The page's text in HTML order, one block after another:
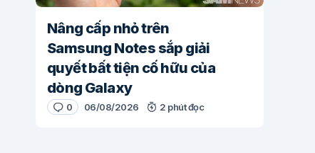
Nâng cấp nhỏ trên
Samsung Notes sắp giải
quyết bất tiện cố hữu của
dòng Galaxy
0 06/08/2026 2 phút đọc